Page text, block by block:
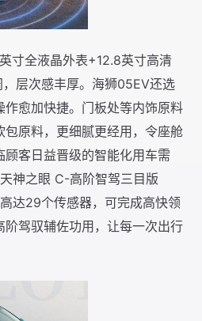
寸全液晶外表+12.8英寸高清
层次感丰厚。海狮05EV还选
作愈加快捷。门板处等内饰原料
原料，更细腻更经用，令座舱
客日益晋级的智能化用车需
神之眼 C-高阶智驾三目版
达29个传感器，可完成高快领
驾驭辅佐功用，让每一次出行